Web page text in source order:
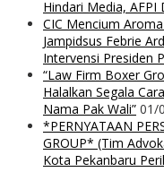
Hindari Media, AFPI
CIC Mencium
Jampidsus Febrie
Intervensi Presiden
“Law Firm Boxer
Halalkan Segala
Nama Pak Wali” 01/
*PERNYATAAN
GROUP* (Tim
Kota Pekanbaru